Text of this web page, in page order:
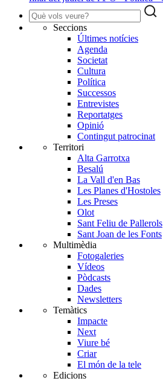
Seccions
Últimes notícies
Agenda
Societat
Cultura
Política
Successos
Entrevistes
Reportatges
Opinió
Contingut patrocinat
Territori
Alta Garrotxa
Besalú
La Vall d'en Bas
Les Planes d'Hostoles
Les Preses
Olot
Sant Feliu de Pallerols
Sant Joan de les Fonts
Multimèdia
Fotogaleries
Vídeos
Pòdcasts
Dades
Newsletters
Temàtics
Impacte
Next
Viure bé
Criar
El món de la tele
Edicions